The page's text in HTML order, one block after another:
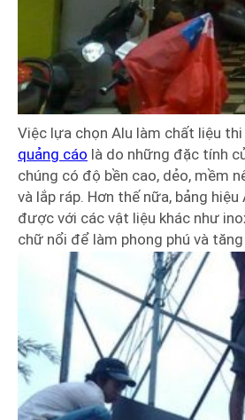
Việc lựa chọn Alu làm chất liệu
quảng cáo là do những đặc tính
chúng có độ bền cao, dẻo, mềm
và lắp ráp. Hơn thế nữa, bảng
được với các vật liệu khác như
chữ nổi để làm phong phú và